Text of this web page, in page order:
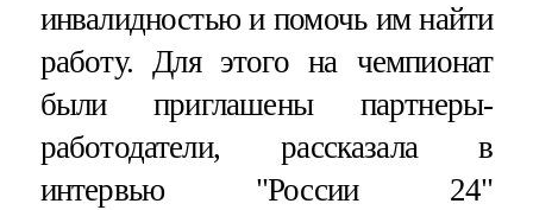
инвалидностью и помочь им найти
работу. Для этого на чемпионат
были приглашены партнеры-
работодатели, рассказала в
интервью "России 24"